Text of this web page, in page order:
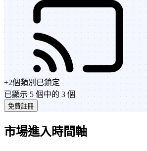
+2個類別 已鎖定
已顯示 5 個中的 3 個
免費註冊
市場進入時間軸